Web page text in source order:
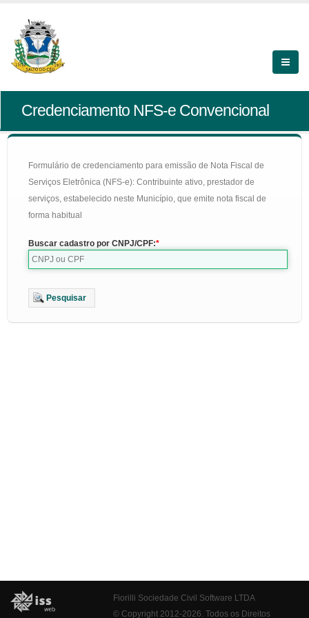
Credenciamento NFS-e Convencional
Formulário de credenciamento para emissão de Nota Fiscal de
Serviços Eletrônica (NFS-e): Contribuinte ativo, prestador de
serviços, estabelecido neste Município, que emite nota fiscal de
forma habitual
Buscar cadastro por CNPJ/CPF:
Pesquisar
Fiorilli Sociedade Civil Software LTDA
© Copyright 2012-2026. Todos os Direitos